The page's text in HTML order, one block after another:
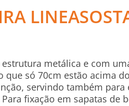
metálica e com
que só 70cm estão acima
servindo também para
fixação em sapatas de